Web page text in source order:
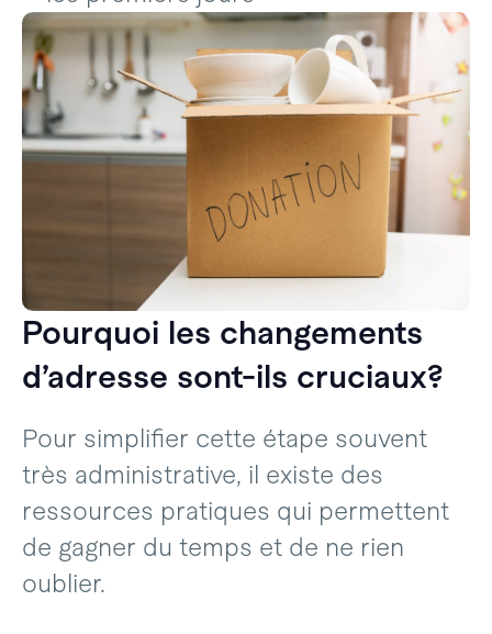
Pourquoi les changements
d’adresse sont-ils cruciaux?
Pour simplifier cette étape souvent
très administrative, il existe des
ressources pratiques qui permettent
de gagner du temps et de ne rien
oublier.